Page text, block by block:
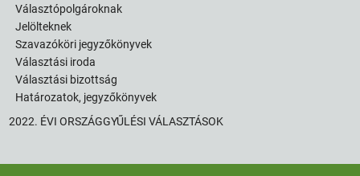
Választópolgároknak
Jelölteknek
Szavazóköri jegyzőkönyvek
Választási iroda
Választási bizottság
Határozatok, jegyzőkönyvek
2022. ÉVI ORSZÁGGYŰLÉSI VÁLASZTÁSOK